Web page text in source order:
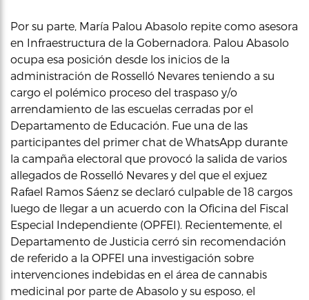
Por su parte, María Palou Abasolo repite como asesora
en Infraestructura de la Gobernadora. Palou Abasolo
ocupa esa posición desde los inicios de la
administración de Rosselló Nevares teniendo a su
cargo el polémico proceso del traspaso y/o
arrendamiento de las escuelas cerradas por el
Departamento de Educación. Fue una de las
participantes del primer chat de WhatsApp durante
la campaña electoral que provocó la salida de varios
allegados de Rosselló Nevares y del que el exjuez
Rafael Ramos Sáenz se declaró culpable de 18 cargos
luego de llegar a un acuerdo con la Oficina del Fiscal
Especial Independiente (OPFEI). Recientemente, el
Departamento de Justicia cerró sin recomendación
de referido a la OPFEI una investigación sobre
intervenciones indebidas en el área de cannabis
medicinal por parte de Abasolo y su esposo, el